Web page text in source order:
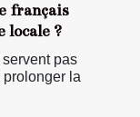
français
locale ?
pas
prolonger la